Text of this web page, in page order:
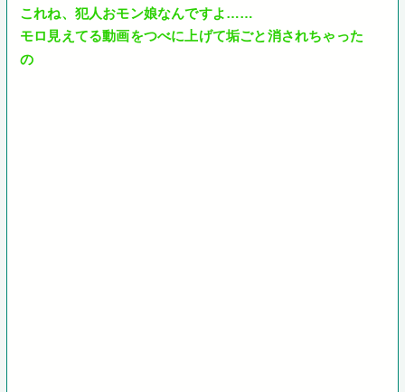
これね、犯人おモン娘なんですよ……
モロ見えてる動画をつべに上げて垢ごと消されちゃった
の